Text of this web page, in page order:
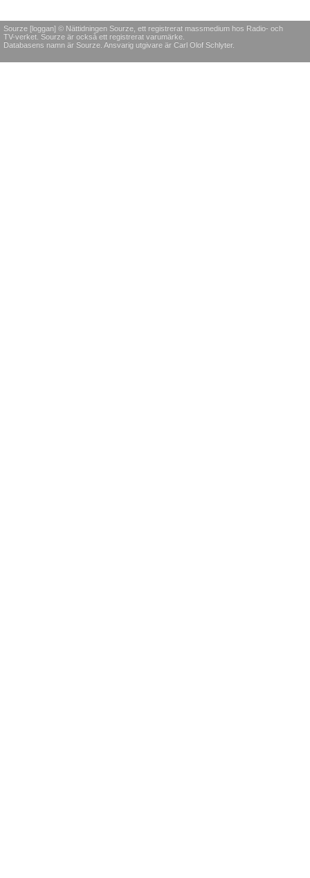
Sourze [loggan] © Nättidningen Sourze, ett registrerat massmedium hos Radio- och
TV-verket. Sourze är också ett registrerat varumärke.
Databasens namn är Sourze. Ansvarig utgivare är Carl Olof Schlyter.